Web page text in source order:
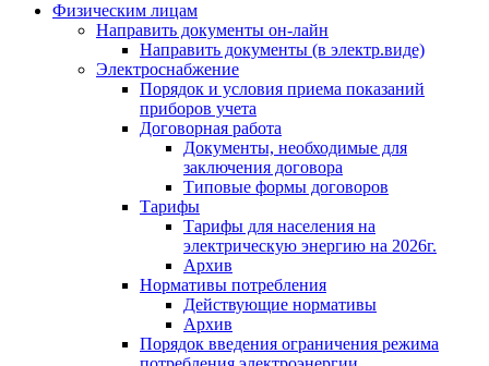
Физическим лицам
Направить документы он-лайн
Направить документы (в электр.виде)
Электроснабжение
Порядок и условия приема показаний
приборов учета
Договорная работа
Документы, необходимые для
заключения договора
Типовые формы договоров
Тарифы
Тарифы для населения на
электрическую энергию на 2026г.
Архив
Нормативы потребления
Действующие нормативы
Архив
Порядок введения ограничения режима